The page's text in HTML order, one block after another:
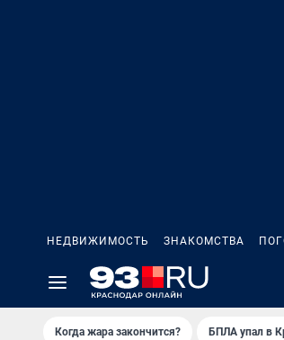
НЕДВИЖИМОСТЬ ЗНАКОМСТВА
Когда жара закончится? БПЛА упал в